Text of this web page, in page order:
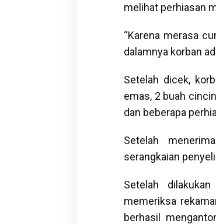
melihat perhiasan
“Karena merasa
dalamnya korban
Setelah dicek,
emas, 2 buah
dan beberapa
Setelah
serangkaian
Setelah
memeriksa
berhasil